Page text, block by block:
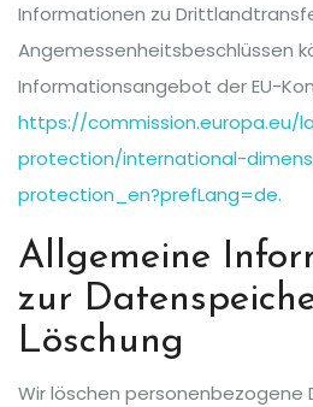
Informationen zu
Angemessenheitsbeschlüssen
Informationsangebot der EU-
https://
protection/international-
protection_en?prefLang=de.
Allgemeine
zur
Löschung
Wir löschen personenbezogene